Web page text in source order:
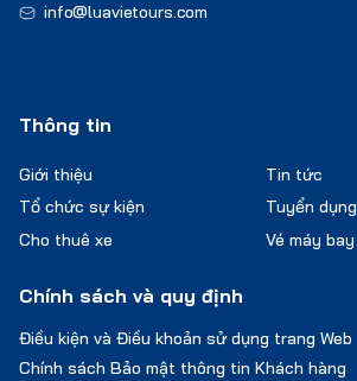
info@luavietours.com
Thông tin
Giới thiệu
Tổ chức sự kiện
Cho thuê xe
Vé máy bay
Tin tức
Tuyển dụng
Chính sách và quy định
Điều kiện và Điều khoản sử dụng trang Web
Chính sách Bảo mật thông tin Khách hàng